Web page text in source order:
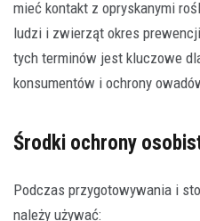
mieć kontakt z opryskanymi
ludzi i zwierząt okres
tych terminów jest kluczowe
konsumentów i ochrony
Środki ochrony
Podczas przygotowywania i
należy używać: